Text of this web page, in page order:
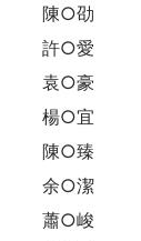
陳○劭
許○愛
袁○豪
楊○宜
陳○臻
余○潔
蕭○峻